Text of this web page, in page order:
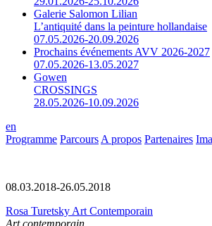
Galerie Salomon Lilian
L’antiquité dans la peinture hollandaise
07.05.2026-20.09.2026
Prochains événements AVV 2026-2027
07.05.2026-13.05.2027
Gowen
CROSSINGS
28.05.2026-10.09.2026
en
Programme Parcours A propos Partenaires
08.03.2018-26.05.2018
Rosa Turetsky Art Contemporain
Art contemporain